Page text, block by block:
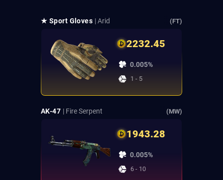
★ Sport Gloves | Arid (FT)
2232.45
0.005%
1 - 5
AK-47 | Fire Serpent (MW)
1943.28
0.005%
6 - 10